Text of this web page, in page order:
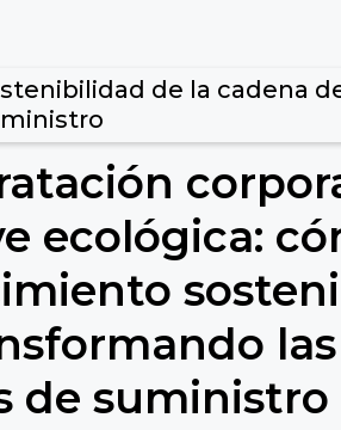
de la cadena
ecológica:
las
de suministro